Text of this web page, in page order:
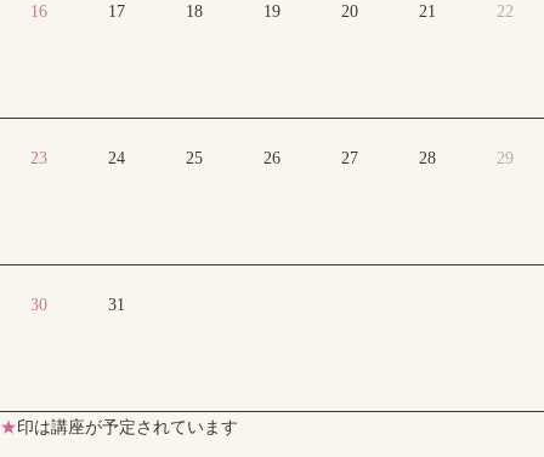
16 17 18 19 20 21 22
23 24 25 26 27 28 29
30 31
★ 印は講座が予定されています